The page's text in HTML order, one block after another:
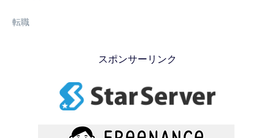
転職
スポンサーリンク